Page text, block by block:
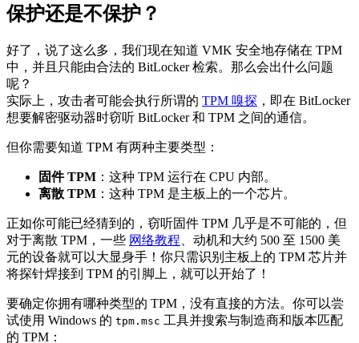
保护还是不保护？
好了，说了这么多，我们现在知道 VMK 安全地存储在 TPM
中，并且只能由合法的 BitLocker 检索。那么会出什么问题
呢？
实际上，攻击者可能会执行所谓的 TPM 嗅探 ，即在 BitLocker
想要解密驱动器时窃听 BitLocker 和 TPM 之间的通信。
但你需要知道 TPM 有两种主要类型：
固件 TPM ：这种 TPM 运行在 CPU 内部。
离散 TPM ：这种 TPM 是主板上的一个芯片。
正如你可能已经猜到的，窃听固件 TPM 几乎是不可能的，但
对于离散 TPM，一些 网络教程 、动机和大约 500 至 1500 美
元的设备就可以大显身手！你只需识别主板上的 TPM 芯片并
将探针焊接到 TPM 的引脚上，就可以开始了！
要确定你拥有哪种类型的 TPM，没有直接的方法。你可以尝
试使用 Windows 的 tpm.msc 工具并搜索与制造商和版本匹配
的 TPM：